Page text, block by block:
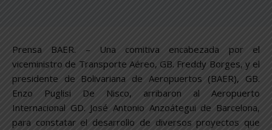
Prensa BAER. – Una comitiva encabezada por el
viceministro de Transporte Aéreo, GB. Freddy Borges, y el
presidente de Bolivariana de Aeropuertos (BAER), GB.
Enzo Puglisi De Nisco, arribaron al Aeropuerto
Internacional GD. José Antonio Anzoátegui de Barcelona,
para constatar el desarrollo de diversos proyectos que